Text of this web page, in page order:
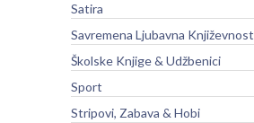
Satira
Savremena Ljubavna Književnost
Školske Knjige & Udžbenici
Sport
Stripovi, Zabava & Hobi